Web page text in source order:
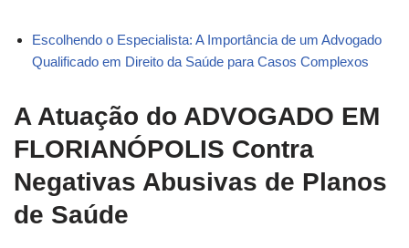
Escolhendo o Especialista: A Importância de um Advogado
Qualificado em Direito da Saúde para Casos Complexos
A Atuação do ADVOGADO EM
FLORIANÓPOLIS Contra
Negativas Abusivas de Planos
de Saúde